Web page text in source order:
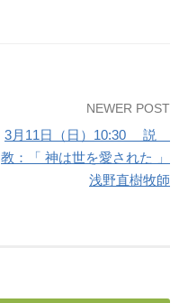
NEWER POST
3月11日（日）10:30 説
教：「 神は世を愛された 」
浅野直樹牧師